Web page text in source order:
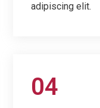
adipiscing elit.
04